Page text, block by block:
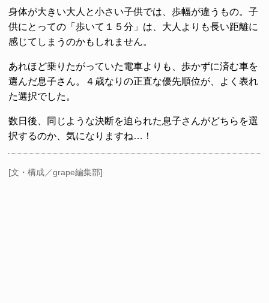
身体が大きい大人と小さい子供では、歩幅が違うもの。子
供にとっての「歩いて１５分」は、大人よりも長い距離に
感じてしまうのかもしれません。
あれほど乗りたがっていた電車よりも、歩かずに済む車を
選んだ息子さん。４歳なりの正直な優先順位が、よく表れ
た選択でした。
数日後、同じような決断を迫られた息子さんがどちらを選
択するのか、気になりますね…！
[文・構成／grape編集部]